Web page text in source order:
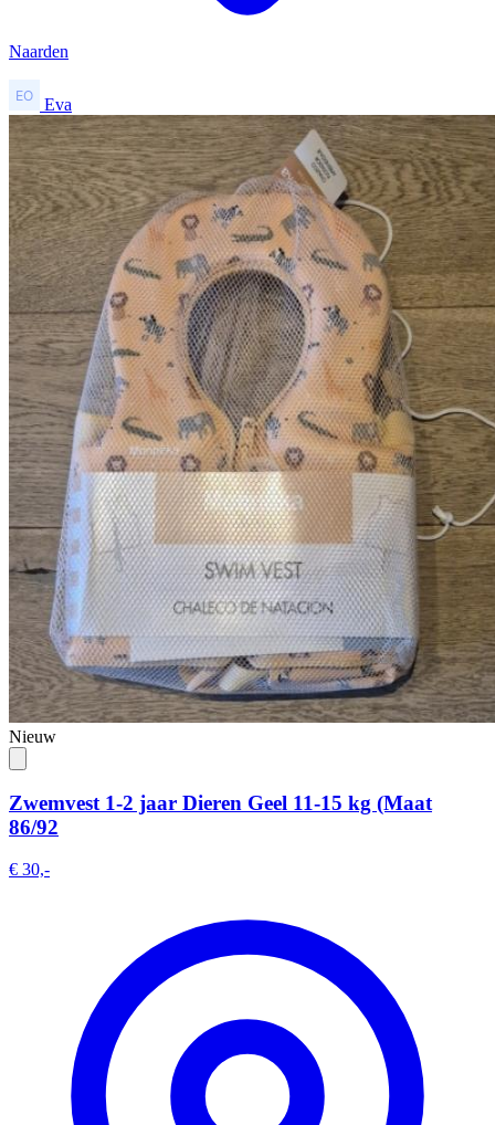
Naarden
Eva
Nieuw
Zwemvest 1-2 jaar Dieren Geel 11-15 kg (Maat
86/92
€ 30,-